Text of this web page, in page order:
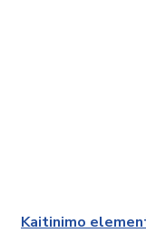
Kaitinimo